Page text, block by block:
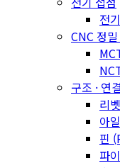
전
CNC 정
구조 · 연
리
아
핀
파